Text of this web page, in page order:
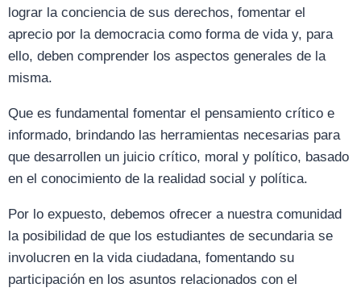
lograr la conciencia de sus derechos, fomentar el
aprecio por la democracia como forma de vida y, para
ello, deben comprender los aspectos generales de la
misma.
Que es fundamental fomentar el pensamiento crítico e
informado, brindando las herramientas necesarias para
que desarrollen un juicio crítico, moral y político, basado
en el conocimiento de la realidad social y política.
Por lo expuesto, debemos ofrecer a nuestra comunidad
la posibilidad de que los estudiantes de secundaria se
involucren en la vida ciudadana, fomentando su
participación en los asuntos relacionados con el